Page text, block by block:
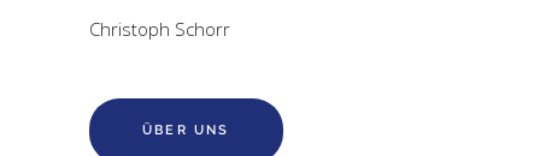
Christoph Schorr
ÜBER UNS